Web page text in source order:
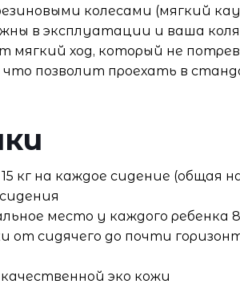
колесами (мягкий
в эксплуатации и ваша
мягкий ход, который не
что позволит проехать в
кг на каждое сидение (общая
место у каждого ребенка
от сидячего до почти
эко кожи